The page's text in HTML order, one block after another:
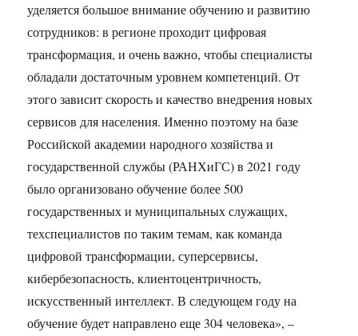
уделяется большое внимание обучению и развитию
сотрудников: в регионе проходит цифровая
трансформация, и очень важно, чтобы специалисты
обладали достаточным уровнем компетенций. От
этого зависит скорость и качество внедрения новых
сервисов для населения. Именно поэтому на базе
Российской академии народного хозяйства и
государственной службы (РАНХиГС) в 2021 году
было организовано обучение более 500
государственных и муниципальных служащих,
техспециалистов по таким темам, как команда
цифровой трансформации, суперсервисы,
кибербезопасность, клиентоцентричность,
искусственный интеллект. В следующем году на
обучение будет направлено еще 304 человека», –